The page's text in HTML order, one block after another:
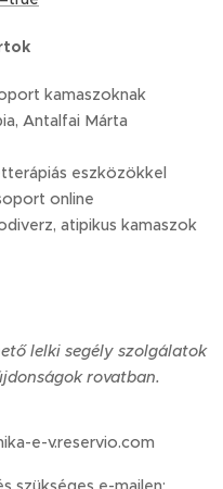
kamaszoknak
Antalfai Márta
eszközökkel
online
atipikus kamaszok
lelki segély szolgálatok
rovatban.
e-v.reservio.com